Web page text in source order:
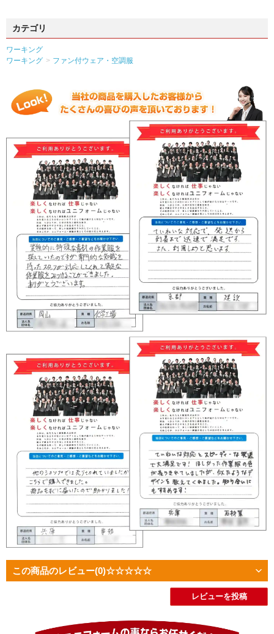
カテゴリ
ワーキング
ワーキング
ファン付ウェア・空調服
この商品のレビュー(0)☆☆☆☆☆
レビューを投稿